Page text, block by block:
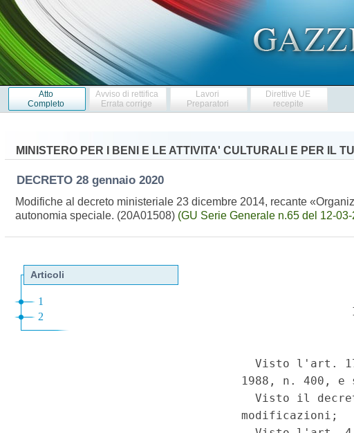
Atto
Completo
Avviso di rettifica
Errata corrige
Lavori
Preparatori
Direttive UE
recepite
MINISTERO PER I BENI E LE ATTIVITA' CULTURALI E PER IL
DECRETO 28 gennaio 2020
Modifiche al decreto ministeriale 23 dicembre 2014, recante
autonomia speciale. (20A01508) (GU Serie Generale n.65 del 12-